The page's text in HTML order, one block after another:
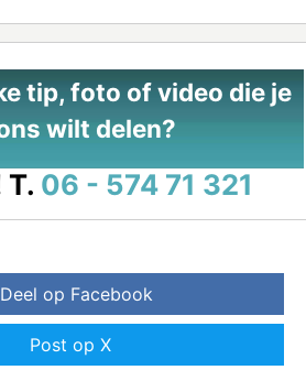
tip, foto of video die je
wilt delen?
T. 06 - 574 71 321
Deel op Facebook
Post op X